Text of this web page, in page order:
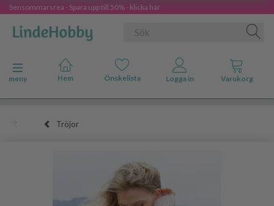
Sensommarsrea - Spara upp till 50% - klicka här
Ändra navigering
meny
Tröjor